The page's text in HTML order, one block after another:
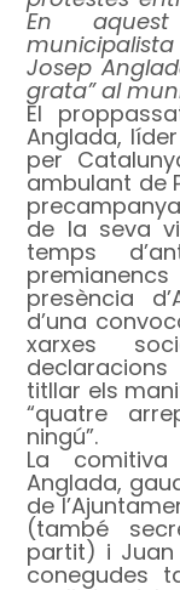
En
Josep
grata” al
El
Anglada,
per
ambulant de
de la seva
temps
presència
d’una
xarxes
titllar els
“quatre
ningú”.
La
Anglada,
de
(també
partit) i Juan
conegudes